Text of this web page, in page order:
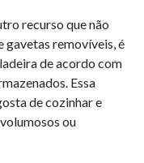
recurso que não
gavetas removíveis, é
de acordo com
Essa
de cozinhar e
ou